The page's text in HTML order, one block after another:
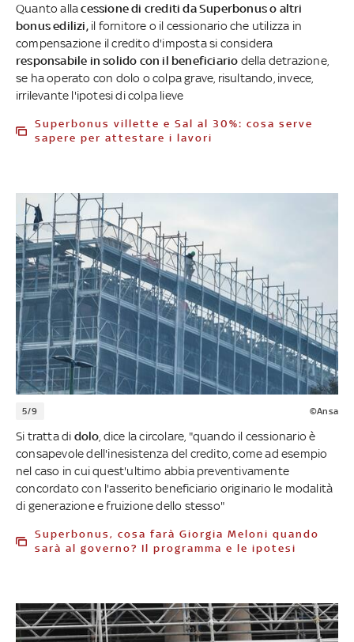
Quanto allacessione di crediti da Superbonus o altri
bonus edilizi,il fornitore o il cessionario che utilizza in
compensazione il credito d'imposta si considera
responsabile in solido con il beneficiario della detrazione,
se ha operato con dolo o colpa grave, risultando, invece,
irrilevante l'ipotesi di colpa lieve
Superbonus villette e Sal al 30%: cosa serve
sapere per attestare i lavori
5/9 ©Ansa
Si tratta di dolo , dice la circolare, "quando il cessionario è
consapevole dell'inesistenza del credito, come ad esempio
nel caso in cui quest'ultimo abbia preventivamente
concordato con l'asserito beneficiario originario le modalità
di generazione e fruizione dello stesso"
Superbonus, cosa farà Giorgia Meloni quando
sarà al governo? Il programma e le ipotesi